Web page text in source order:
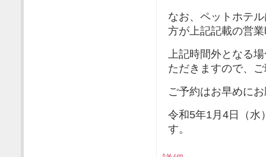
なお、ペットホテ
方が上記記載の営
上記時間外となる
ただきますので、
ご予約はお早めに
令和5年1月4日（水
す。